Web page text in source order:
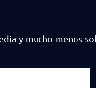
y mucho menos